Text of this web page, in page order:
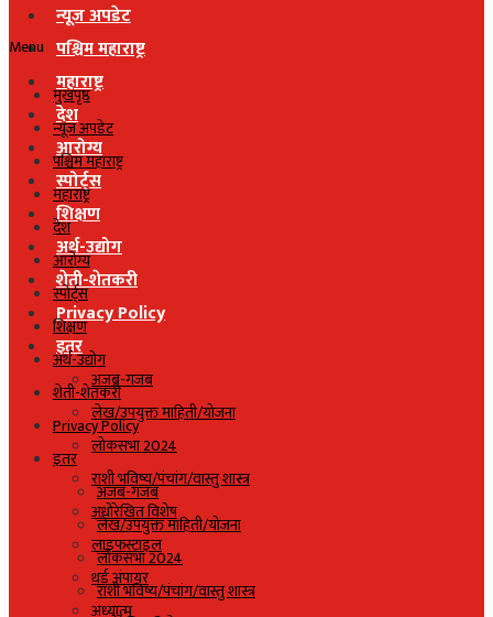
न्यूज अपडेट
पश्चिम महाराष्ट्र
महाराष्ट्र
देश
आरोग्य
स्पोर्ट्स
शिक्षण
अर्थ-उद्योग
शेती-शेतकरी
Privacy Policy
इतर
अजब-गजब
लेख/उपयुक्त माहिती/योजना
लोकसभा 2024
राशी भविष्य/पंचांग/वास्तु शास्त्र
अधोरेखित विशेष
लाइफस्टाइल
थर्ड अंपायर
अध्यात्म
Menu
मुखपृष्ठ
न्यूज अपडेट
पश्चिम महाराष्ट्र
महाराष्ट्र
देश
आरोग्य
स्पोर्ट्स
शिक्षण
अर्थ-उद्योग
शेती-शेतकरी
Privacy Policy
इतर
अजब-गजब
लेख/उपयुक्त माहिती/योजना
लोकसभा 2024
राशी भविष्य/पंचांग/वास्तु शास्त्र